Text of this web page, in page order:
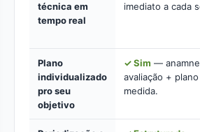
técnica em
tempo real
imediato a cada
Plano
individualizado
pro seu
objetivo
✓ Sim —
avaliação +
medida.